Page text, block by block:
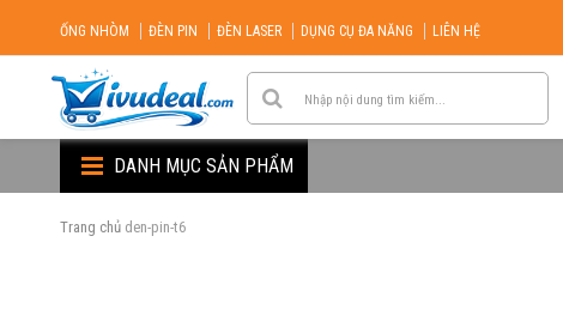
ỐNG NHÒM ĐÈN PIN ĐÈN LASER DỤNG CỤ ĐA NĂNG LIÊN HỆ
DANH MỤC SẢN PHẨM
Trang chủ den-pin-t6